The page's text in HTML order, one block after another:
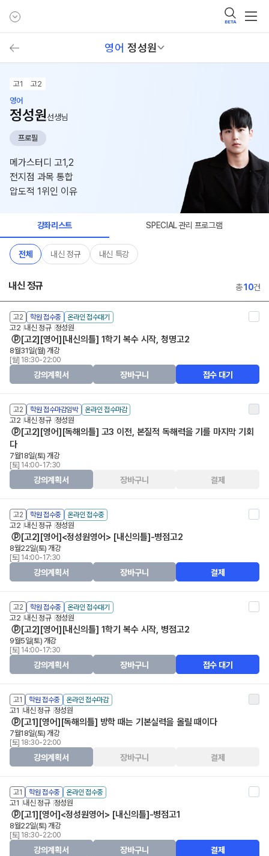
BETA
영어 정성원
고1
고2
영어
정성원선생님
프로필
메가스터디 고1,2
전지점 과목 통합
압도적 1위인 이유
강좌리스트 SPECIAL 관리 프로그램
전체 내신 정규 내신 특강
내신 정규 총10건
고2 학원 접수중 온라인 접수대기
고2 내신 정규 정성원
ⓟ[고2][영어][내신의틀] 1학기 복수 시작, 청명고2
8월31일(월) 개강
[월] 18:30-22:00
강의계획서 장바구니 접수 대기
고2 학원 접수마감임박 온라인 접수마감
고2 내신 정규 정성원
ⓟ[고2][영어][독해의틀] 고3 이전, 본질적 독해력을 기를 마지막 기회
다
7월18일(토) 개강
[토] 14:00-17:30
강의계획서 장바구니 결제
고2 학원 접수중 온라인 접수중
고2 내신 정규 정성원
ⓟ[고2][영어]<정성원영어> [내신의틀]-병점고2
8월22일(토) 개강
[토] 14:00-17:30
강의계획서 장바구니 결제
고2 학원 접수중 온라인 접수대기
고2 내신 정규 정성원
ⓟ[고2][영어][내신의틀] 1학기 복수 시작, 병점고2
9월5일(토) 개강
[토] 14:00-17:30
강의계획서 장바구니 접수 대기
고1 학원 접수중 온라인 접수마감
고1 내신 정규 정성원
ⓟ[고1][영어][독해의틀] 방학 때는 기본실력을 올릴 때이다
7월18일(토) 개강
[토] 18:30-22:00
강의계획서 장바구니 결제
고1 학원 접수중 온라인 접수중
고1 내신 정규 정성원
ⓟ[고1][영어]<정성원영어> [내신의틀]-병점고1
8월22일(토) 개강
[토] 18:30-22:00
강의계획서 장바구니 결제